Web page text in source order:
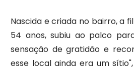
Nascida e criada no bairro, a
54 anos, subiu ao palco
sensação de gratidão e
esse local ainda era um